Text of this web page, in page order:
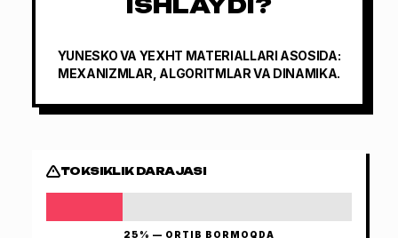
YUNESKO VA YEXHT MATERIALLARI ASOSIDA:
MEXANIZMLAR, ALGORITMLAR VA DINAMIKA.
TOKSIKLIK DARAJASI
25% — ORTIB BORMOQDA